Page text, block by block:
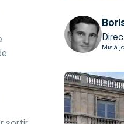
Mis à